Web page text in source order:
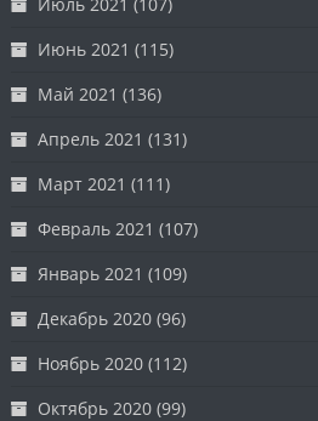
Июнь 2021 (115)
Май 2021 (136)
Апрель 2021 (131)
Март 2021 (111)
Февраль 2021 (107)
Январь 2021 (109)
Декабрь 2020 (96)
Ноябрь 2020 (112)
Октябрь 2020 (99)